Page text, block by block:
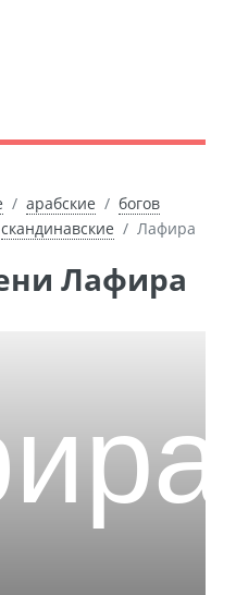
арабские
богов
скандинавские Лафира
Лафира